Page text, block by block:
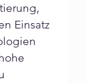
Einsatz